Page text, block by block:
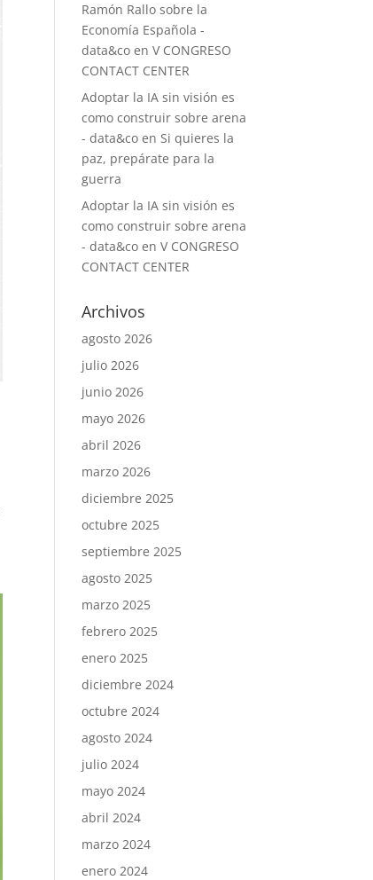
Ramón Rallo sobre la
Economía Española -
data&co enV CONGRESO
CONTACT CENTER
Adoptar la IA sin visión es
como construir sobre arena
- data&co enSi quieres la
paz, prepárate para la
guerra
Adoptar la IA sin visión es
como construir sobre arena
- data&co enV CONGRESO
CONTACT CENTER
Archivos
agosto 2026
julio 2026
junio 2026
mayo 2026
abril 2026
marzo 2026
diciembre 2025
octubre 2025
septiembre 2025
agosto 2025
marzo 2025
febrero 2025
enero 2025
diciembre 2024
octubre 2024
agosto 2024
julio 2024
mayo 2024
abril 2024
marzo 2024
enero 2024